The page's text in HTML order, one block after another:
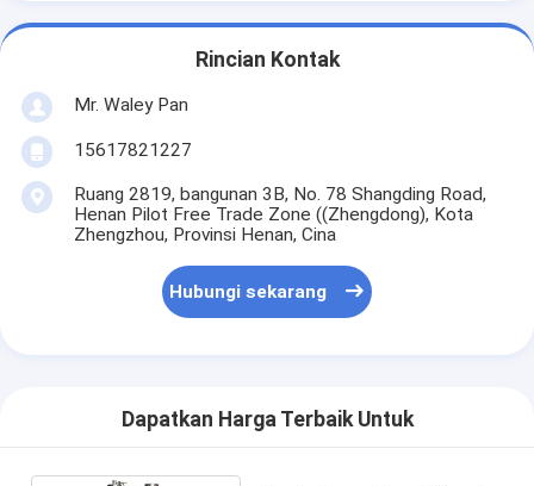
Rincian Kontak
Mr. Waley Pan
15617821227
Ruang 2819, bangunan 3B, No. 78 Shangding Road,
Henan Pilot Free Trade Zone ((Zhengdong), Kota
Zhengzhou, Provinsi Henan, Cina
Hubungi sekarang
Dapatkan Harga Terbaik Untuk